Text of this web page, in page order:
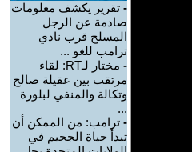
- تقرير يكشف معلومات
صادمة عن الرجل
المسلح قرب نادي
ترامب للغو ...
-
مختار لـRT: لقاء
مرتقب بين عقيلة صالح
وتكالة والمنفي لبلورة
...
- ترامب: من الممكن أن
تبدأ حياة الجحيم في